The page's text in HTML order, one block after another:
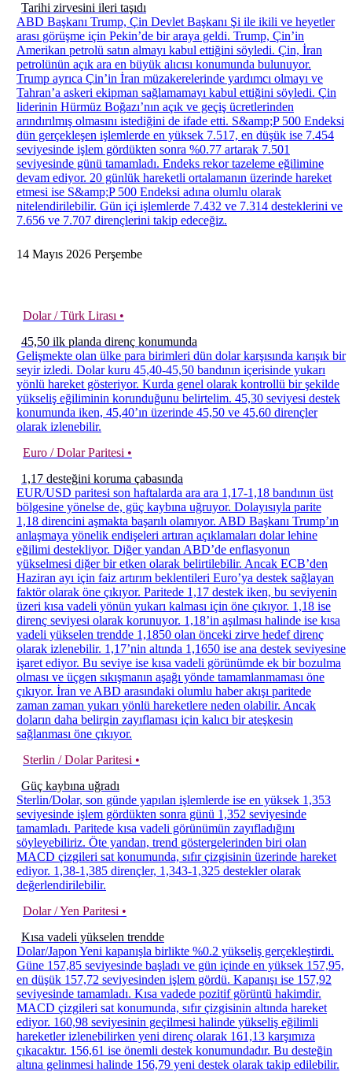
Tarihi zirvesini ileri taşıdı
ABD Başkanı Trump, Çin Devlet Başkanı Şi ile ikili ve heyetler
arası görüşme için Pekin’de bir araya geldi. Trump, Çin’in
Amerikan petrolü satın almayı kabul ettiğini söyledi. Çin, İran
petrolünün açık ara en büyük alıcısı konumunda bulunuyor.
Trump ayrıca Çin’in İran müzakerelerinde yardımcı olmayı ve
Tahran’a askeri ekipman sağlamamayı kabul ettiğini söyledi. Çin
liderinin Hürmüz Boğazı’nın açık ve geçiş ücretlerinden
arındırılmış olmasını istediğini de ifade etti. S&amp;P 500 Endeksi
dün gerçekleşen işlemlerde en yüksek 7.517, en düşük ise 7.454
seviyesinde işlem gördükten sonra %0.77 artarak 7.501
seviyesinde günü tamamladı. Endeks rekor tazeleme eğilimine
devam ediyor. 20 günlük hareketli ortalamanın üzerinde hareket
etmesi ise S&amp;P 500 Endeksi adına olumlu olarak
nitelendirilebilir. Gün içi işlemlerde 7.432 ve 7.314 desteklerini ve
7.656 ve 7.707 dirençlerini takip edeceğiz.
14 Mayıs 2026 Perşembe
Dolar / Türk Lirası •
45,50 ilk planda direnç konumunda
Gelişmekte olan ülke para birimleri dün dolar karşısında karışık bir
seyir izledi. Dolar kuru 45,40-45,50 bandının içerisinde yukarı
yönlü hareket gösteriyor. Kurda genel olarak kontrollü bir şekilde
yükseliş eğiliminin korunduğunu belirtelim. 45,30 seviyesi destek
konumunda iken, 45,40’ın üzerinde 45,50 ve 45,60 dirençler
olarak izlenebilir.
Euro / Dolar Paritesi •
1,17 desteğini koruma çabasında
EUR/USD paritesi son haftalarda ara ara 1,17-1,18 bandının üst
bölgesine yönelse de, güç kaybına uğruyor. Dolayısıyla parite
1,18 direncini aşmakta başarılı olamıyor. ABD Başkanı Trump’ın
anlaşmaya yönelik endişeleri artıran açıklamaları dolar lehine
eğilimi destekliyor. Diğer yandan ABD’de enflasyonun
yükselmesi diğer bir etken olarak belirtilebilir. Ancak ECB’den
Haziran ayı için faiz artırım beklentileri Euro’ya destek sağlayan
faktör olarak öne çıkıyor. Paritede 1,17 destek iken, bu seviyenin
üzeri kısa vadeli yönün yukarı kalması için öne çıkıyor. 1,18 ise
direnç seviyesi olarak korunuyor. 1,18’in aşılması halinde ise kısa
vadeli yükselen trendde 1,1850 olan önceki zirve hedef direnç
olarak izlenebilir. 1,17’nin altında 1,1650 ise ana destek seviyesine
işaret ediyor. Bu seviye ise kısa vadeli görünümde ek bir bozulma
olması ve üçgen sıkışmanın aşağı yönde tamamlanmaması öne
çıkıyor. İran ve ABD arasındaki olumlu haber akışı paritede
zaman zaman yukarı yönlü hareketlere neden olabilir. Ancak
doların daha belirgin zayıflaması için kalıcı bir ateşkesin
sağlanması öne çıkıyor.
Sterlin / Dolar Paritesi •
Güç kaybına uğradı
Sterlin/Dolar, son günde yapılan işlemlerde ise en yüksek 1,353
seviyesinde işlem gördükten sonra günü 1,352 seviyesinde
tamamladı. Paritede kısa vadeli görünümün zayıfladığını
söyleyebiliriz. Öte yandan, trend göstergelerinden biri olan
MACD çizgileri sat konumunda, sıfır çizgisinin üzerinde hareket
ediyor. 1,38-1,385 dirençler, 1,343-1,325 destekler olarak
değerlendirilebilir.
Dolar / Yen Paritesi •
Kısa vadeli yükselen trendde
Dolar/Japon Yeni kapanışla birlikte %0.2 yükseliş gerçekleştirdi.
Güne 157,85 seviyesinde başladı ve gün içinde en yüksek 157,95,
en düşük 157,72 seviyesinden işlem gördü. Kapanışı ise 157,92
seviyesinde tamamladı. Kısa vadede pozitif görüntü hakimdir.
MACD çizgileri sat konumunda, sıfır çizgisinin altında hareket
ediyor. 160,98 seviyesinin geçilmesi halinde yükseliş eğilimli
hareketler izlenebilirken yeni direnç olarak 161,13 karşımıza
çıkacaktır. 156,61 ise önemli destek konumundadır. Bu desteğin
altına gelinmesi halinde 156,79 yeni destek olarak takip edilebilir.